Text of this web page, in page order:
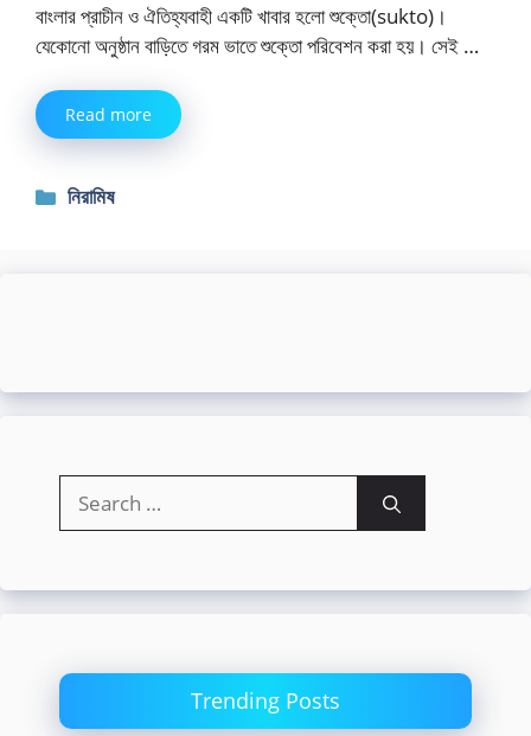
বাংলার প্রাচীন ও ঐতিহ্যবাহী একটি খাবার হলো শুক্তো(sukto)।
যেকোনো অনুষ্ঠান বাড়িতে গরম ভাতে শুক্তো পরিবেশন করা হয়। সেই …
Read more
Categories
নিরামিষ
for:
Trending Posts